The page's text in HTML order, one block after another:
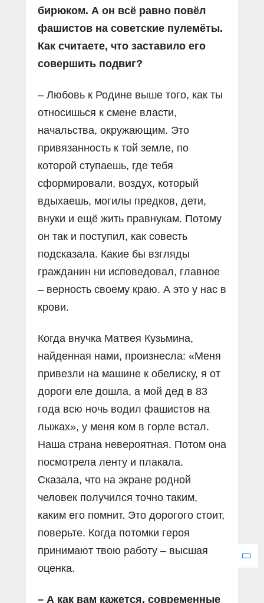
бирюком. А он всё равно повёл
фашистов на советские пулемёты.
Как считаете, что заставило его
совершить подвиг?
– Любовь к Родине выше того, как ты
относишься к смене власти,
начальства, окружающим. Это
привязанность к той земле, по
которой ступаешь, где тебя
сформировали, воздух, который
вдыхаешь, могилы предков, дети,
внуки и ещё жить правнукам. Потому
он так и поступил, как совесть
подсказала. Какие бы взгляды
гражданин ни исповедовал, главное
– верность своему краю. А это у нас в
крови.
Когда внучка Матвея Кузьмина,
найденная нами, произнесла: «Меня
привезли на машине к обелиску, я от
дороги еле дошла, а мой дед в 83
года всю ночь водил фашистов на
лыжах», у меня ком в горле встал.
Наша страна невероятная. Потом она
посмотрела ленту и плакала.
Сказала, что на экране родной
человек получился точно таким,
каким его помнит. Это дорогого стоит,
поверьте. Когда потомки героя
принимают твою работу – высшая
оценка.
– А как вам кажется, современные